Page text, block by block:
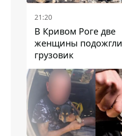
21:20
В Кривом Роге две
женщины подожгли
грузовик